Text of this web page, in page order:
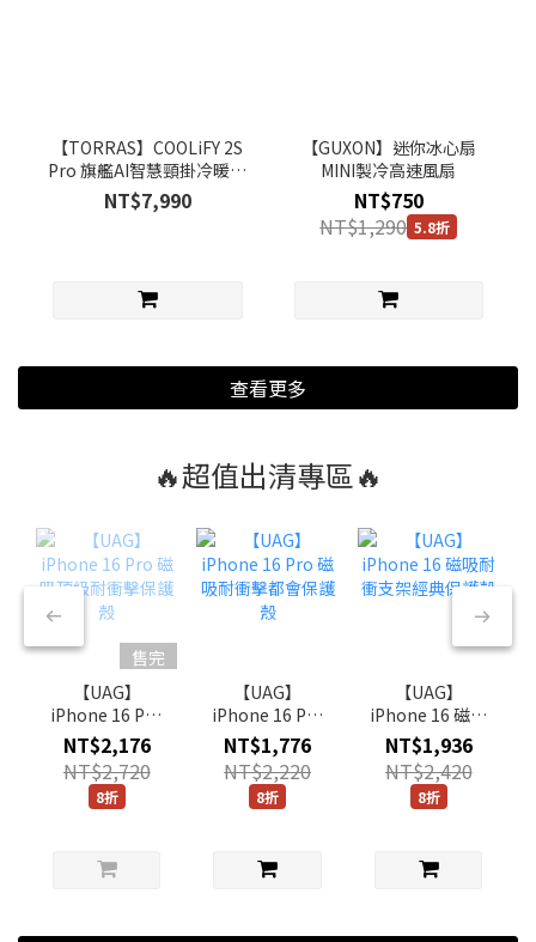
【TORRAS】COOLiFY 2S
Pro 旗艦AI智慧頸掛冷暖空
調風扇
NT$7,990
【GUXON】迷你冰心扇
MINI製冷高速風扇
NT$750
NT$1,290 5.8折
查看更多
🔥超值出清專區🔥
售完
【UAG】
iPhone 16 Pro
磁吸頂級耐衝擊
保護殼
NT$2,176
NT$2,720
8折
【UAG】
iPhone 16 Pro
磁吸耐衝擊都會
保護殼
NT$1,776
NT$2,220
8折
【UAG】
iPhone 16 磁吸
耐衝支架經典保
護殼
NT$1,936
NT$2,420
8折